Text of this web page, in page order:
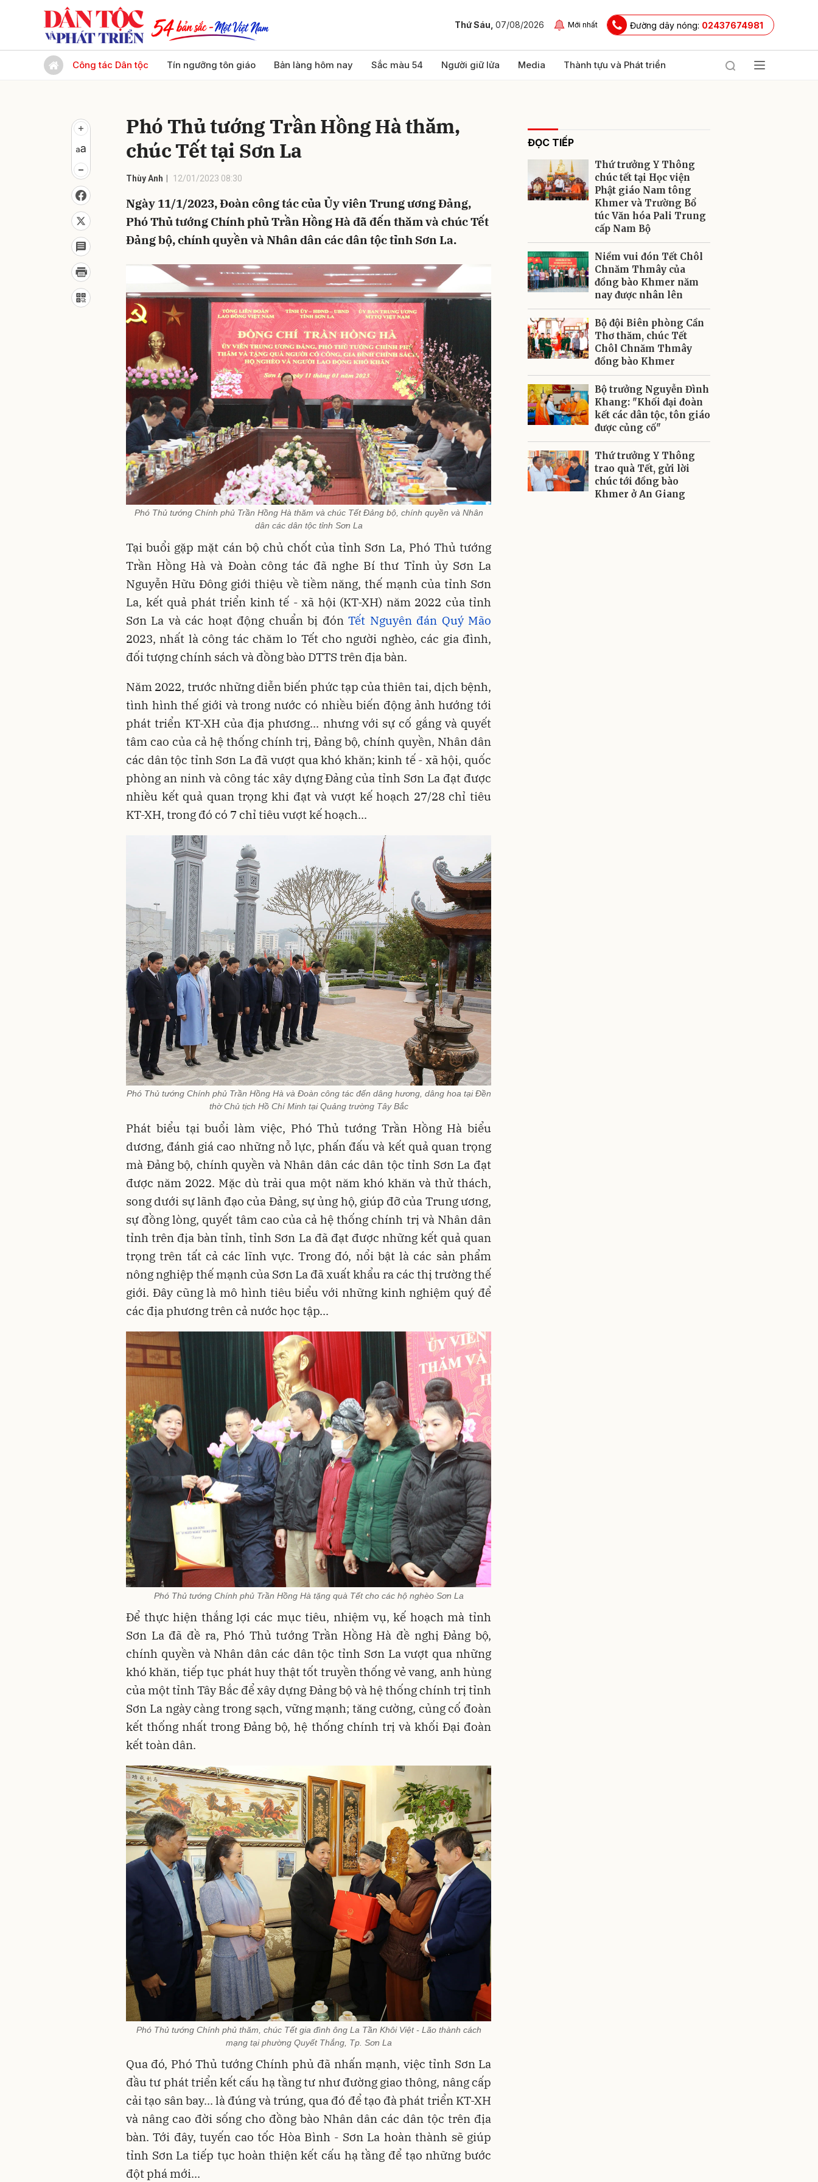
Thứ Sáu, 07/08/2026 Mới nhất Đường dây nóng: 02437674981
Công tác Dân tộc Tín ngưỡng tôn giáo Bản làng hôm nay Sắc màu 54 Người giữ lửa Media Thành tựu và Phát triển
Phó Thủ tướng Trần Hồng Hà thăm,
chúc Tết tại Sơn La
Thùy Anh 12/01/2023 08:30
Ngày 11/1/2023, Đoàn công tác của Ủy viên Trung ương Đảng,
Phó Thủ tướng Chính phủ Trần Hồng Hà đã đến thăm và chúc Tết
Đảng bộ, chính quyền và Nhân dân các dân tộc tỉnh Sơn La.
Phó Thủ tướng Chính phủ Trần Hồng Hà thăm và chúc Tết Đảng bộ, chính quyền và Nhân
dân các dân tộc tỉnh Sơn La
Tại buổi gặp mặt cán bộ chủ chốt của tỉnh Sơn La, Phó Thủ tướng
Trần Hồng Hà và Đoàn công tác đã nghe Bí thư Tỉnh ủy Sơn La
Nguyễn Hữu Đông giới thiệu về tiềm năng, thế mạnh của tỉnh Sơn
La, kết quả phát triển kinh tế - xã hội (KT-XH) năm 2022 của tỉnh
Sơn La và các hoạt động chuẩn bị đónTết Nguyên đán Quý Mão
2023, nhất là công tác chăm lo Tết cho người nghèo, các gia đình,
đối tượng chính sách và đồng bào DTTS trên địa bàn.
Năm 2022, trước những diễn biến phức tạp của thiên tai, dịch bệnh,
tình hình thế giới và trong nước có nhiều biến động ảnh hướng tới
phát triển KT-XH của địa phương... nhưng với sự cố gắng và quyết
tâm cao của cả hệ thống chính trị, Đảng bộ, chính quyền, Nhân dân
các dân tộc tỉnh Sơn La đã vượt qua khó khăn; kinh tế - xã hội, quốc
phòng an ninh và công tác xây dựng Đảng của tỉnh Sơn La đạt được
nhiều kết quả quan trọng khi đạt và vượt kế hoạch 27/28 chỉ tiêu
KT-XH, trong đó có 7 chỉ tiêu vượt kế hoạch...
Phó Thủ tướng Chính phủ Trần Hồng Hà và Đoàn công tác đến dâng hương, dâng hoa tại Đền
thờ Chủ tịch Hồ Chí Minh tại Quảng trường Tây Bắc
Phát biểu tại buổi làm việc, Phó Thủ tướng Trần Hồng Hà biểu
dương, đánh giá cao những nỗ lực, phấn đấu và kết quả quan trọng
mà Đảng bộ, chính quyền và Nhân dân các dân tộc tỉnh Sơn La đạt
được năm 2022. Mặc dù trải qua một năm khó khăn và thử thách,
song dưới sự lãnh đạo của Đảng, sự ủng hộ, giúp đỡ của Trung ương,
sự đồng lòng, quyết tâm cao của cả hệ thống chính trị và Nhân dân
tỉnh trên địa bàn tỉnh, tỉnh Sơn La đã đạt được những kết quả quan
trọng trên tất cả các lĩnh vực. Trong đó, nổi bật là các sản phẩm
nông nghiệp thế mạnh của Sơn La đã xuất khẩu ra các thị trường thế
giới. Đây cũng là mô hình tiêu biểu với những kinh nghiệm quý để
các địa phương trên cả nước học tập...
Phó Thủ tướng Chính phủ Trần Hồng Hà tặng quà Tết cho các hộ nghèo Sơn La
Để thực hiện thắng lợi các mục tiêu, nhiệm vụ, kế hoạch mà tỉnh
Sơn La đã đề ra, Phó Thủ tướng Trần Hồng Hà đề nghị Đảng bộ,
chính quyền và Nhân dân các dân tộc tỉnh Sơn La vượt qua những
khó khăn, tiếp tục phát huy thật tốt truyền thống vẻ vang, anh hùng
của một tỉnh Tây Bắc để xây dựng Đảng bộ và hệ thống chính trị tỉnh
Sơn La ngày càng trong sạch, vững mạnh; tăng cường, củng cố đoàn
kết thống nhất trong Đảng bộ, hệ thống chính trị và khối Đại đoàn
kết toàn dân.
Phó Thủ tướng Chính phủ thăm, chúc Tết gia đình ông La Tần Khôi Việt - Lão thành cách
mạng tại phường Quyết Thắng, Tp. Sơn La
Qua đó, Phó Thủ tướng Chính phủ đã nhấn mạnh, việc tỉnh Sơn La
đầu tư phát triển kết cấu hạ tầng tư như đường giao thông, nâng cấp
cải tạo sân bay... là đúng và trúng, qua đó để tạo đà phát triển KT-XH
và nâng cao đời sống cho đồng bào Nhân dân các dân tộc trên địa
bàn. Tới đây, tuyến cao tốc Hòa Bình - Sơn La hoàn thành sẽ giúp
tỉnh Sơn La tiếp tục hoàn thiện kết cấu hạ tầng để tạo những bước
đột phá mới...
ĐỌC TIẾP
Thứ trưởng Y Thông
chúc tết tại Học viện
Phật giáo Nam tông
Khmer và Trường Bổ
túc Văn hóa Pali Trung
cấp Nam Bộ
Niềm vui đón Tết Chôl
Chnăm Thmây của
đồng bào Khmer năm
nay được nhân lên
Bộ đội Biên phòng Cần
Thơ thăm, chúc Tết
Chôl Chnăm Thmây
đồng bào Khmer
Bộ trưởng Nguyễn Đình
Khang: "Khối đại đoàn
kết các dân tộc, tôn giáo
được củng cố"
Thứ trưởng Y Thông
trao quà Tết, gửi lời
chúc tới đồng bào
Khmer ở An Giang
Gửi bình luận
Gửi